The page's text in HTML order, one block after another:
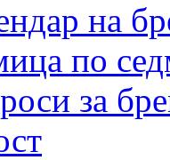
на
по
за